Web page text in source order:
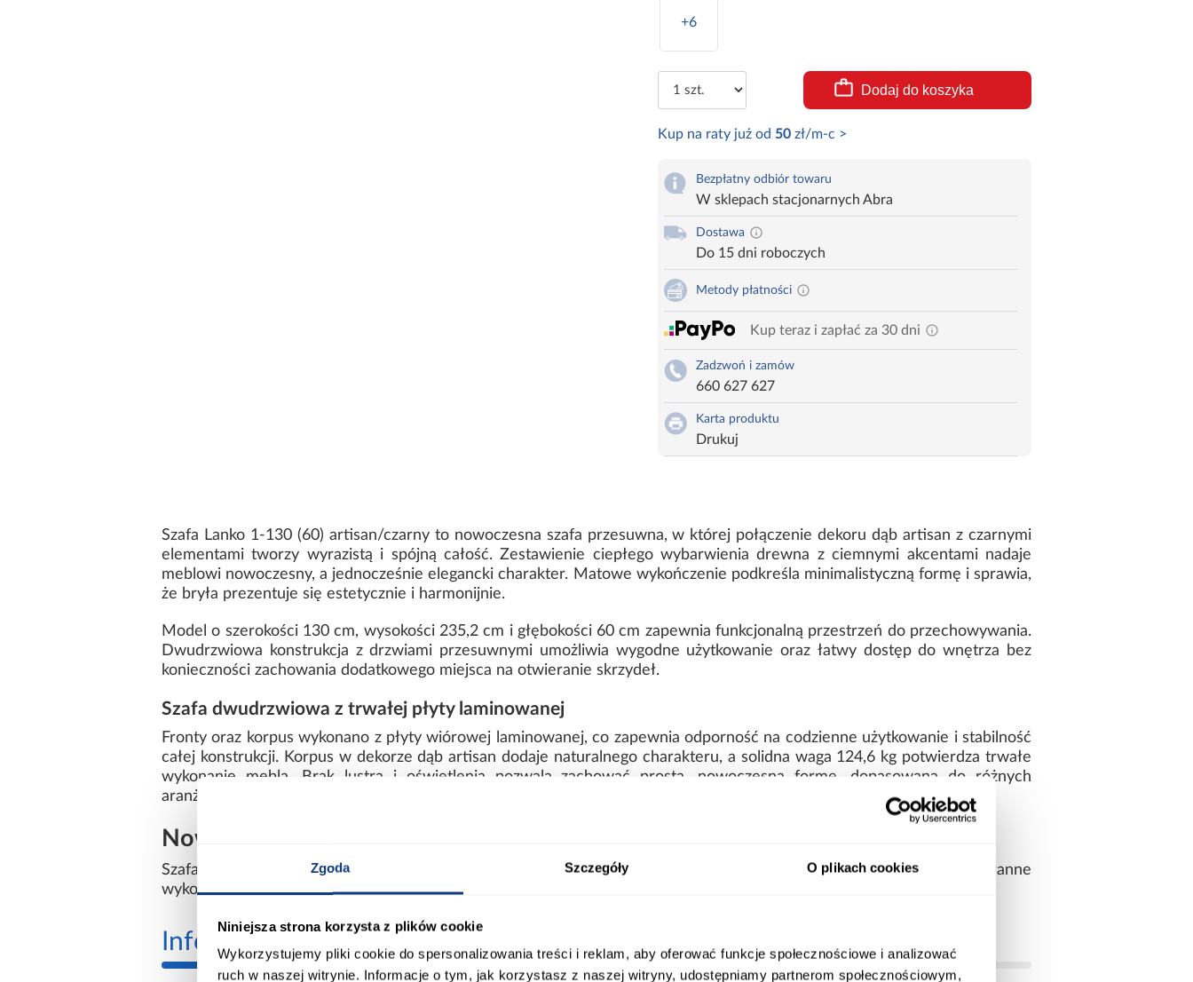
Zgoda Szczegóły O plikach cookies
Niniejsza strona korzysta z plików cookie
Wykorzystujemy pliki cookie do spersonalizowania treści i reklam, aby oferować funkcje społecznościowe i analizować
ruch w naszej witrynie. Informacje o tym, jak korzystasz z naszej witryny, udostępniamy partnerom społecznościowym,
+6
Dodaj do koszyka
Kup na raty już od 50zł/m-c >
Bezpłatny odbiór towaru
W sklepach stacjonarnych Abra
Dostawa
Do 15 dni roboczych
Metody płatności
Kup teraz i zapłać za 30 dni
Zadzwoń i zamów
660 627 627
Karta produktu
Drukuj
Szafa Lanko 1-130 (60) artisan/czarny to nowoczesna szafa przesuwna, w której połączenie dekoru dąb artisan z czarnymi
elementami tworzy wyrazistą i spójną całość. Zestawienie ciepłego wybarwienia drewna z ciemnymi akcentami nadaje
meblowi nowoczesny, a jednocześnie elegancki charakter. Matowe wykończenie podkreśla minimalistyczną formę i sprawia,
że bryła prezentuje się estetycznie i harmonijnie.
Model o szerokości 130 cm, wysokości 235,2 cm i głębokości 60 cm zapewnia funkcjonalną przestrzeń do przechowywania.
Dwudrzwiowa konstrukcja z drzwiami przesuwnymi umożliwia wygodne użytkowanie oraz łatwy dostęp do wnętrza bez
konieczności zachowania dodatkowego miejsca na otwieranie skrzydeł.
Szafa dwudrzwiowa z trwałej płyty laminowanej
Fronty oraz korpus wykonano z płyty wiórowej laminowanej, co zapewnia odporność na codzienne użytkowanie i stabilność
całej konstrukcji. Korpus w dekorze dąb artisan dodaje naturalnego charakteru, a solidna waga 124,6 kg potwierdza trwałe
wykonanie mebla. Brak lustra i oświetlenia pozwala zachować prostą, nowoczesną formę, dopasowaną do różnych
aranżacji.
Nowoczesna szafa 130 cm z matowym wykończeniem
Szafa z kolekcji LANKO łączy estetyczny wygląd z praktycznym podejściem do przechowywania. Prosta bryła oraz staranne
wykonanie sprawiają, że mebel prezentuje się elegancko i nowocześnie. Model wymaga samodzielnego montażu.
Informacje Transport Informacje o produkcie